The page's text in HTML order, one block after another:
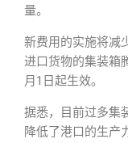
量。
新费用的实施将减
进口货物的集装箱
月1日起生效。
据悉，目前过多集
降低了港口的生产